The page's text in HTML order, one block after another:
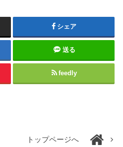
シェア
送る
feedly
トップページへ